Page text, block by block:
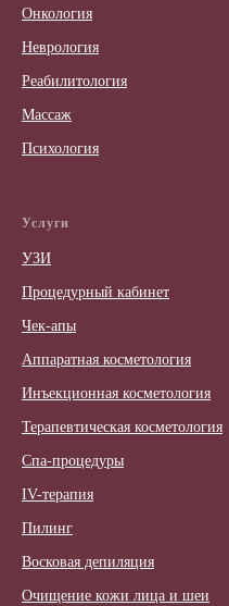
Онкология
Неврология
Реабилитология
Массаж
Психология
Услуги
УЗИ
Процедурный кабинет
Чек-апы
Аппаратная косметология
Инъекционная косметология
Терапевтическая косметология
Спа-процедуры
IV-терапия
Пилинг
Восковая депиляция
Очищение кожи лица и шеи